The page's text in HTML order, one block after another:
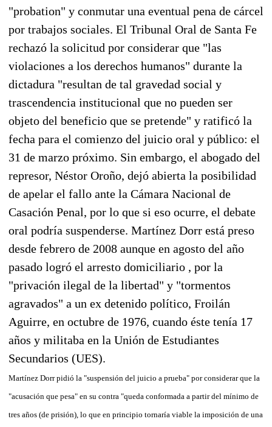
"probation" y conmutar una eventual pena de cárcel
por trabajos sociales. El Tribunal Oral de Santa Fe
rechazó la solicitud por considerar que "las
violaciones a los derechos humanos" durante la
dictadura "resultan de tal gravedad social y
trascendencia institucional que no pueden ser
objeto del beneficio que se pretende" y ratificó la
fecha para el comienzo del juicio oral y público: el
31 de marzo próximo. Sin embargo, el abogado del
represor, Néstor Oroño, dejó abierta la posibilidad
de apelar el fallo ante la Cámara Nacional de
Casación Penal, por lo que si eso ocurre, el debate
oral podría suspenderse. Martínez Dorr está preso
desde febrero de 2008 aunque en agosto del año
pasado logró el arresto domiciliario , por la
"privación ilegal de la libertad" y "tormentos
agravados" a un ex detenido político, Froilán
Aguirre, en octubre de 1976, cuando éste tenía 17
años y militaba en la Unión de Estudiantes
Secundarios (UES).
Martínez Dorr pidió la "suspensión del juicio a prueba" por considerar que la
"acusación que pesa" en su contra "queda conformada a partir del mínimo de
tres años (de prisión), lo que en principio tornaría viable la imposición de una